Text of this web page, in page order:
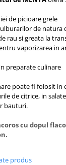
de picioare grele
de natura
rau si greata la
vaporizarea in
preparate culinare
poate fi folosit
de citrice, in
bauturi.
cu dopul
produs